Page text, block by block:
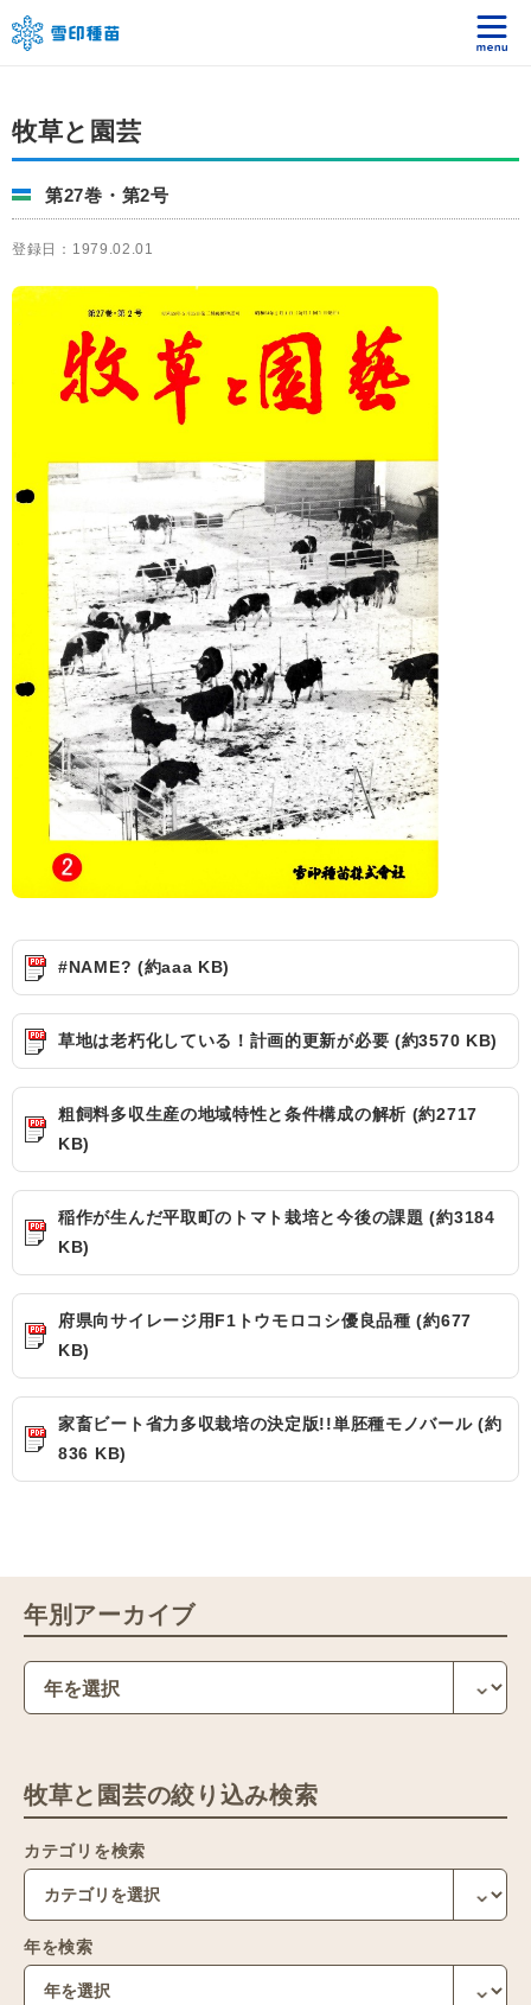
牧草と園芸
第27巻・第2号
登録日：1979.02.01
#NAME? (約aaa KB)
草地は老朽化している！計画的更新が必要 (約3570 KB)
粗飼料多収生産の地域特性と条件構成の解析 (約2717
KB)
稲作が生んだ平取町のトマト栽培と今後の課題 (約3184
KB)
府県向サイレージ用F1トウモロコシ優良品種 (約677
KB)
家畜ビート省力多収栽培の決定版!!単胚種モノバール (約
836 KB)
年別アーカイブ
牧草と園芸の絞り込み検索
カテゴリを検索
年を検索